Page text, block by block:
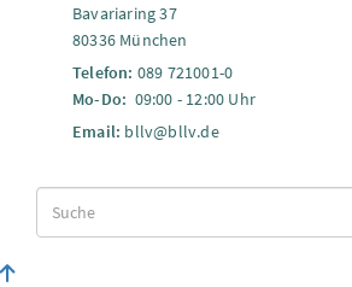
Bavariaring 37
80336 München
Telefon: 089 721001-0
Mo-Do: 09:00 - 12:00 Uhr
Email: bllv@bllv.de